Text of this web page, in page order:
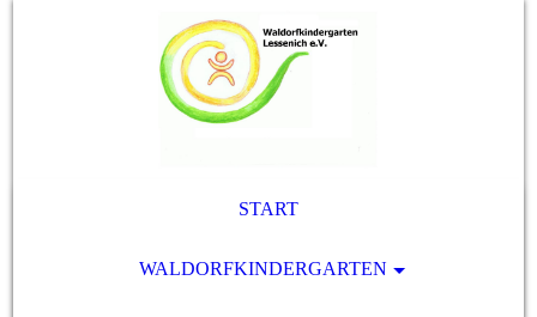
START
WALDORFKINDERGARTEN